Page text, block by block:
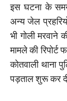
इस घटना के
अन्य जेल
भी गोली
मामले की रिपोर्ट
कोतवाली थाना
पड़ताल शुरू कर